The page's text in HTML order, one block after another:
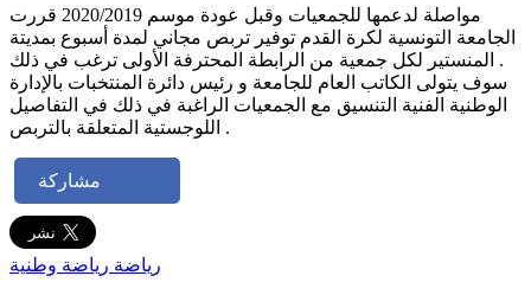
مواصلة لدعمها للجمعيات وقبل عودة موسم 2020/2019 قررت
الجامعة التونسية لكرة القدم توفير تربص مجاني لمدة أسبوع بمديتة
المنستير لكل جمعية من الرابطة المحترفة الأولى ترغب في ذلك .
سوف يتولى الكاتب العام للجامعة و رئيس دائرة المنتخبات بالإدارة
الوطنية الفنية التنسيق مع الجمعيات الراغبة في ذلك في التفاصيل
اللوجستية المتعلقة بالتربص .
مشاركة
رياضة رياضة وطنية